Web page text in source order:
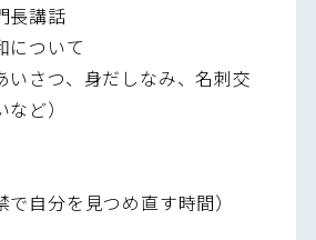
長講話
ついて
さつ、身だしなみ、名刺交
ど）
自分を見つめ直す時間）